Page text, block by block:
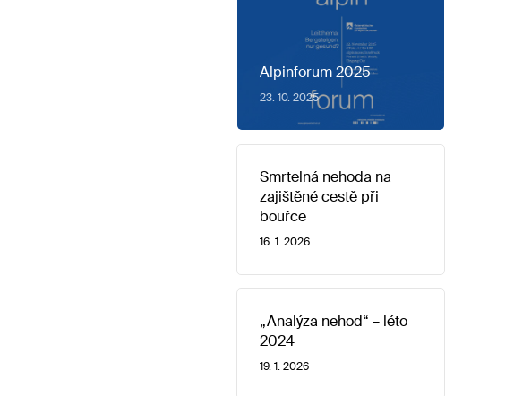
Alpinforum 2025
23. 10. 2025
Smrtelná nehoda na
zajištěné cestě při
bouřce
16. 1. 2026
„Analýza nehod“ – léto
2024
19. 1. 2026